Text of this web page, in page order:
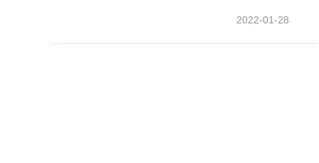
较软，吃球较深，
好，出球爽脆，
2022-01-28